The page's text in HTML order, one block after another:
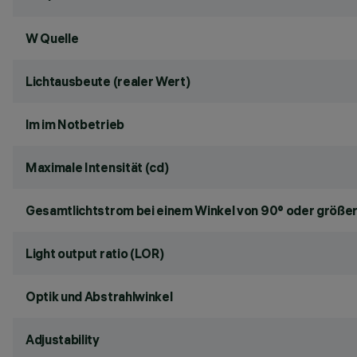
W Quelle
Lichtausbeute (realer Wert)
lm im Notbetrieb
Maximale Intensität (cd)
Gesamtlichtstrom bei einem Winkel von 90° oder
Light output ratio (LOR)
Optik und Abstrahlwinkel
Adjustability